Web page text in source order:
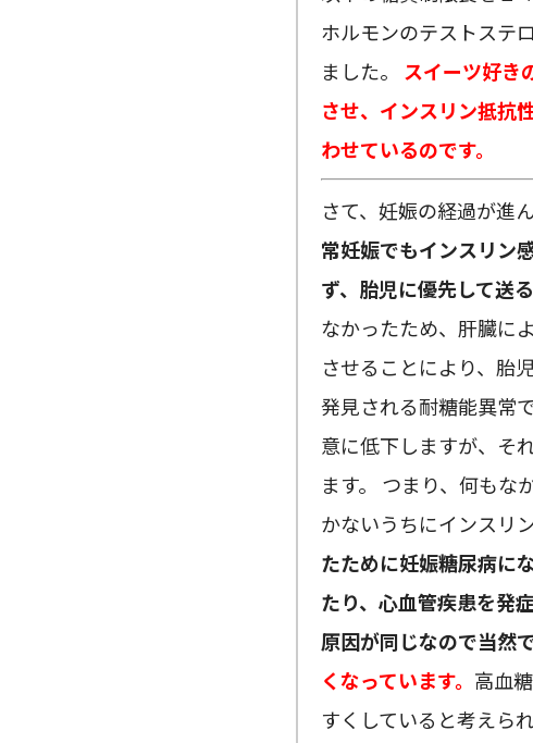
ホルモンのテストステ
ました。 スイーツ好き
させ、インスリン抵抗
わせているのです。
さて、妊娠の経過が進
常妊娠でもインスリン
ず、胎児に優先して送
なかったため、肝臓に
させることにより、胎
発見される耐糖能異常
意に低下しますが、そ
ます。 つまり、何も
かないうちにインスリ
たために妊娠糖尿病に
たり、心血管疾患を発
原因が同じなので当然で
くなっています。 高血
すくしていると考えら